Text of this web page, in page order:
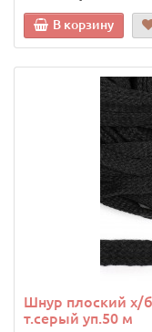
В корзину
Шнур плоский х/
т.серый уп.50 м